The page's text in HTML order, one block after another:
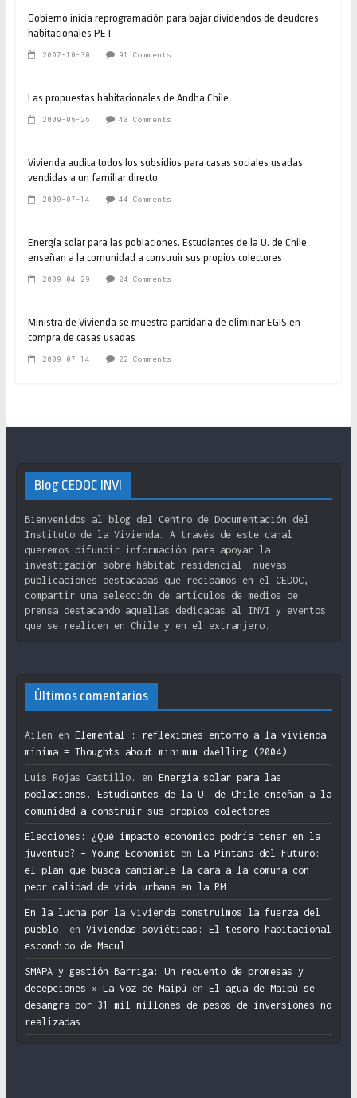
Gobierno inicia reprogramación para bajar dividendos de deudores
habitacionales PET
2007-10-30 91 Comments
Las propuestas habitacionales de Andha Chile
2009-06-26 48 Comments
Vivienda audita todos los subsidios para casas sociales usadas
vendidas a un familiar directo
2009-07-14 44 Comments
Energía solar para las poblaciones. Estudiantes de la U. de Chile
enseñan a la comunidad a construir sus propios colectores
2009-04-29 24 Comments
Ministra de Vivienda se muestra partidaria de eliminar EGIS en
compra de casas usadas
2009-07-14 22 Comments
Blog CEDOC INVI
Bienvenidos al blog del Centro de Documentación del
Instituto de la Vivienda. A través de este canal
queremos difundir información para apoyar la
investigación sobre hábitat residencial: nuevas
publicaciones destacadas que recibamos en el CEDOC,
compartir una selección de artículos de medios de
prensa destacando aquellas dedicadas al INVI y eventos
que se realicen en Chile y en el extranjero.
Últimos comentarios
Ailen en Elemental : reflexiones entorno a la vivienda
mínima = Thoughts about minimum dwelling (2004)
Luis Rojas Castillo. en Energía solar para las
poblaciones. Estudiantes de la U. de Chile enseñan a la
comunidad a construir sus propios colectores
Elecciones: ¿Qué impacto económico podría tener en la
juventud? – Young Economist en La Pintana del Futuro:
el plan que busca cambiarle la cara a la comuna con
peor calidad de vida urbana en la RM
En la lucha por la vivienda construimos la fuerza del
pueblo.
en Viviendas soviéticas: El tesoro habitacional
escondido de Macul
SMAPA y gestión Barriga: Un recuento de promesas y
decepciones » La Voz de Maipú en El agua de Maipú se
desangra por 31 mil millones de pesos de inversiones no
realizadas